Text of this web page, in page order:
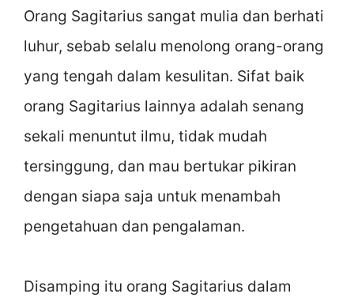
Orang Sagitarius sangat mulia dan berhati
luhur, sebab selalu menolong orang-orang
yang tengah dalam kesulitan. Sifat baik
orang Sagitarius lainnya adalah senang
sekali menuntut ilmu, tidak mudah
tersinggung, dan mau bertukar pikiran
dengan siapa saja untuk menambah
pengetahuan dan pengalaman.
Disamping itu orang Sagitarius dalam